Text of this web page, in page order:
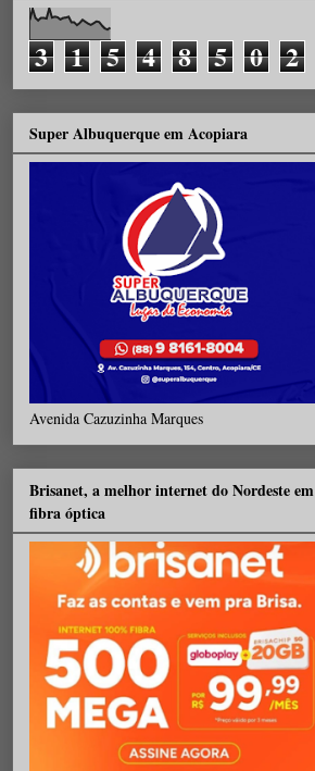
3 1 5 4 8 5 0 2
Super Albuquerque em Acopiara
Avenida Cazuzinha Marques
Brisanet, a melhor internet do Nordeste em
fibra óptica